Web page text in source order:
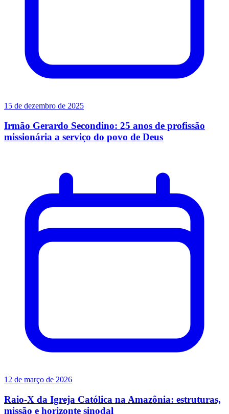
15 de dezembro de 2025
Irmão Gerardo Secondino: 25 anos de profissão
missionária a serviço do povo de Deus
12 de março de 2026
Raio-X da Igreja Católica na Amazônia: estruturas,
missão e horizonte sinodal